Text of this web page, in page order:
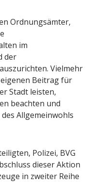
Ordnungsämter,
im
der
Vielmehr
Beitrag für
Stadt leisten,
beachten und
Allgemeinwohls
Polizei, BVG
dieser Aktion
in zweiter Reihe